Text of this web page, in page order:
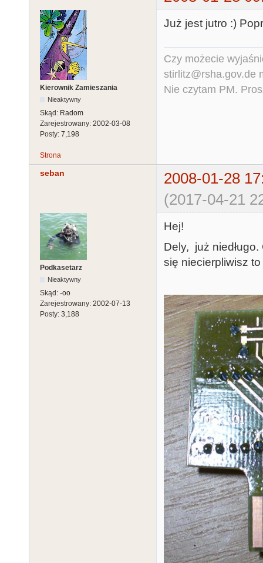
Kierownik Zamieszania
Nieaktywny
Skąd: Radom
Zarejestrowany: 2002-03-08
Posty: 7,198
Już jest jutro :)
Czy możecie
stirlitz@rsha.gov.de
Nie czytam PM.
Strona
seban
2008-01-28
(2017-04-21
Podkasetarz
Nieaktywny
Skąd: -oo
Zarejestrowany: 2002-07-13
Posty: 3,188
Hej!
Dely, już
się niecierpliwisz